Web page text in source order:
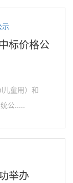
标价格公
儿童用）和
公.....
举办